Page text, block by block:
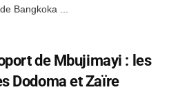
Bangkoka ...
de Mbujimayi : les
Dodoma et Zaïre